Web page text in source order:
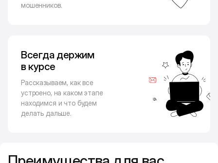
мошенников.
Всегда держим
в курсе
Рассказываем, как все
устроено, на каком этапе
находимся и что будем
делать дальше.